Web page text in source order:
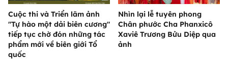
Cuộc thi và Triển lãm ảnh
"Tự hào một dải biên cương"
tiếp tục chờ đón những tác
phẩm mới về biên giới Tổ
quốc
Nhìn lại lễ tuyên phong
Chân phước Cha Phanxicô
Xaviê Trương Bửu Diệp qua
ảnh